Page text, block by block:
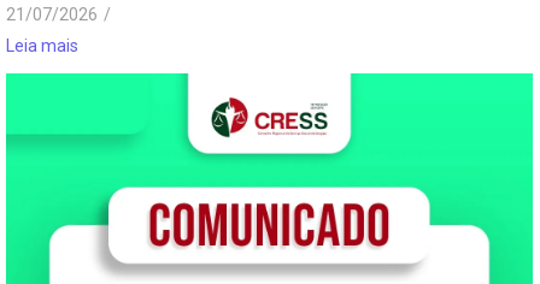
21/07/2026 /
Leia mais